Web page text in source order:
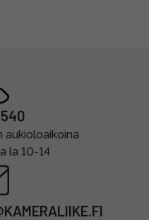
540
aukioloaikoina
la 10-14